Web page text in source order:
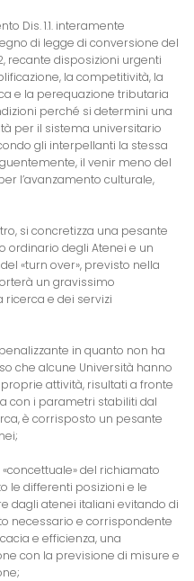
Dis. 1.1. interamente
di legge di conversione del
recante disposizioni urgenti
la competitività, la
e la perequazione tributaria
perché si determini una
per il sistema universitario
gli interpellanti la stessa
il venir meno del
l’avanzamento culturale,
si concretizza una pesante
ordinario degli Atenei e un
«turn over», previsto nella
un gravissimo
e dei servizi
in quanto non ha
che alcune Università hanno
attività, risultati a fronte
con i parametri stabiliti dal
è corrisposto un pesante
del richiamato
le differenti posizioni e le
dagli atenei italiani evitando di
necessario e corrispondente
e efficienza, una
con la previsione di misure e